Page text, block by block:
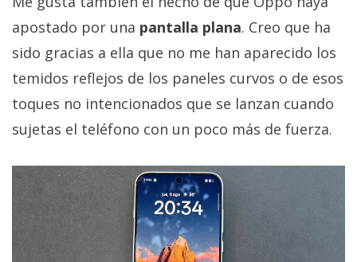
apostado por una pantalla plana. Creo que ha
sido gracias a ella que no me han aparecido los
temidos reflejos de los paneles curvos o de esos
toques no intencionados que se lanzan cuando
sujetas el teléfono con un poco más de fuerza.